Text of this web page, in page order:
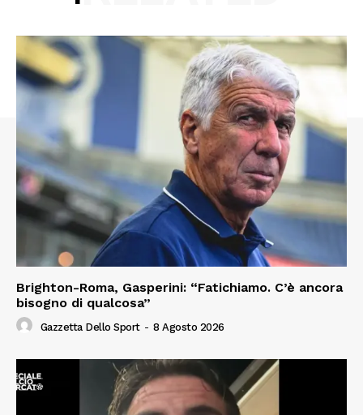
Brighton-Roma, Gasperini: “Fatichiamo. C’è ancora
bisogno di qualcosa”
Gazzetta Dello Sport - 8 Agosto 2026